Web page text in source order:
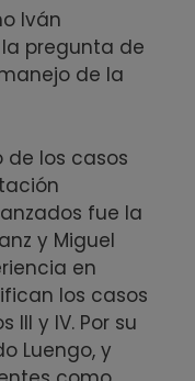
Iván
pregunta de
de la
de los casos
fue la
y Miguel
en
los casos
y IV. Por su
Luengo, y